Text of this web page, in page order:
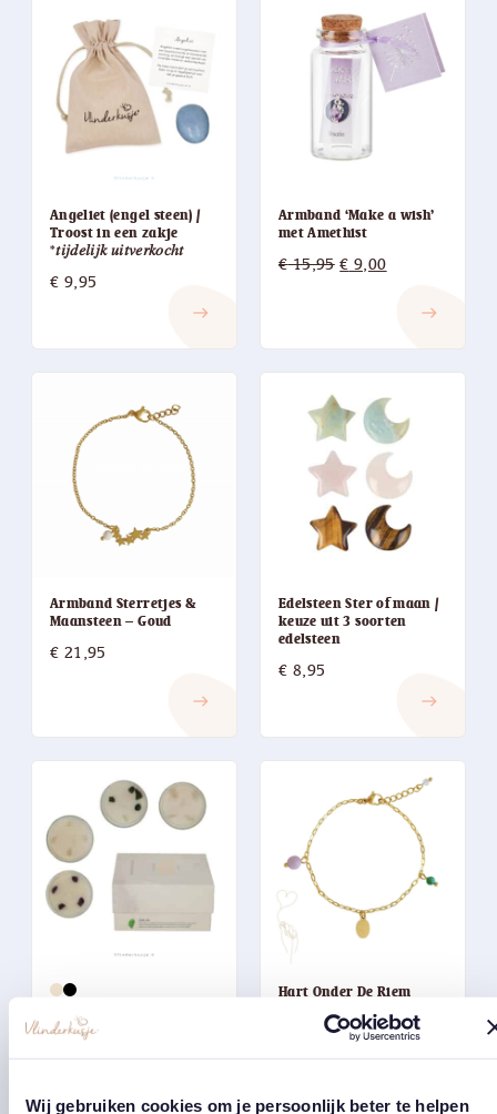
Wij gebruiken cookies om je persoonlijk beter te helpen
Angeliet (engel steen) /
Troost in een zakje
*𝑡𝑖𝑗𝑑𝑒𝑙𝑖𝑗𝑘 𝑢𝑖𝑡𝑣𝑒𝑟𝑘𝑜𝑐ℎ𝑡
€ 9,95
east
Armband ‘Make a wish’
met Amethist
€15,95 Oorspronkelijke
€ 9,00Huidige
east
Armband Sterretjes &
Maansteen – Goud
€ 21,95
east
Edelsteen Ster of maan /
keuze uit 3 soorten
edelsteen
€ 8,95
east
edelstenen / in kadobox
€16,95
was:
€9,95
is:
Hart Onder De Riem